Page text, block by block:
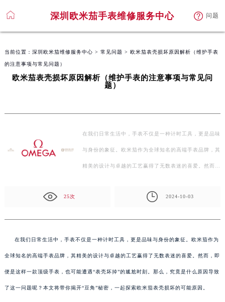
深圳欧米茄手表维修服务中心 问题
当前位置： 深圳欧米茄维修服务中心 > 常见问题 > 欧米茄表壳损坏原因解析（维护手表
的注意事项与常见问题）
欧米茄表壳损坏原因解析（维护手表的注意事项与常见问
题）
在我们日常生活中，手表不仅是一种计时工具，更是品味
与身份的象征。欧米茄作为全球知名的高端手表品牌，其
精美的设计与卓越的工艺赢得了无数表迷的喜爱。然而…
25次 2024-10-03
在我们日常生活中，手表不仅是一种计时工具，更是品味与身份的象征。欧米茄作为
全球知名的高端手表品牌，其精美的设计与卓越的工艺赢得了无数表迷的喜爱。然而，即
便是这样一款顶级手表，也可能遭遇“表壳坏掉”的尴尬时刻。那么，究竟是什么原因导致
了这一问题呢？本文将带你揭开“豆角”秘密，一起探索欧米茄表壳损坏的可能原因。